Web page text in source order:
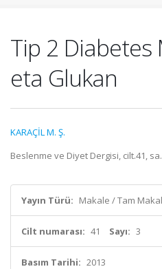
Tip 2 Diabetes
eta Glukan
KARAÇİL M. Ş.
Beslenme ve Diyet Dergisi, cilt.41,
Yayın Türü: Makale / Tam
Cilt numarası: 41 Sayı: 3
Basım Tarihi: 2013